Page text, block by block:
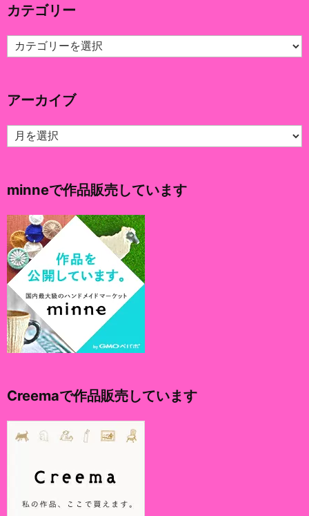
カテゴリー
カ
テ
ー
アーカイブ
ア
ー
ブ
minneで作品販売しています
Creemaで作品販売しています